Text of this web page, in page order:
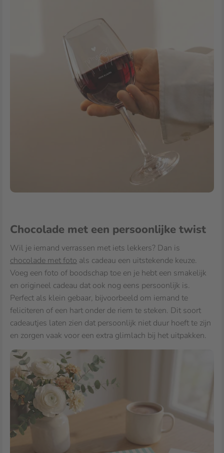
Chocolade met een persoonlijke twist
Wil je iemand verrassen met iets lekkers? Dan is
chocolade met foto als cadeau een uitstekende keuze.
Voeg een foto of boodschap toe en je hebt een smakelijk
en origineel cadeau dat ook nog eens persoonlijk is.
Perfect als klein gebaar, bijvoorbeeld om iemand te
feliciteren of een hart onder de riem te steken. Dit soort
cadeautjes laten zien dat persoonlijk niet duur hoeft te zijn
en zorgen vaak voor een extra glimlach bij het uitpakken.